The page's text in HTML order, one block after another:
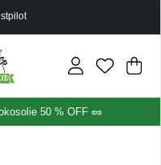
.
50 % OFF 🥜